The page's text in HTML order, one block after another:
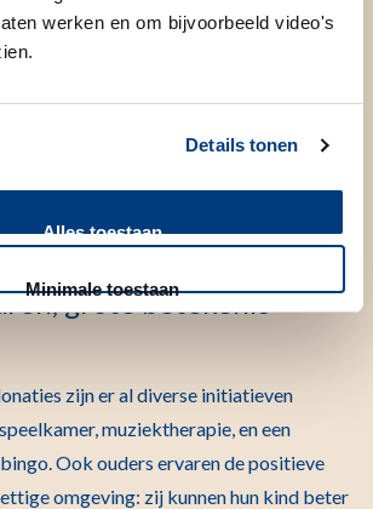
werken en om bijvoorbeeld video's
Details tonen
Alles toestaan
Minimale toestaan
ontspanning en een kindvriendelijke
om hun verblijf beter te
klinische ervaring en een warm welkom.
grote betekenis
zijn er al diverse initiatieven
muziektherapie, en een
Ook ouders ervaren de positieve
omgeving: zij kunnen hun kind beter